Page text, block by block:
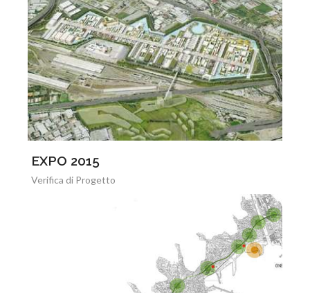
EXPO 2015
Verifica di Progetto